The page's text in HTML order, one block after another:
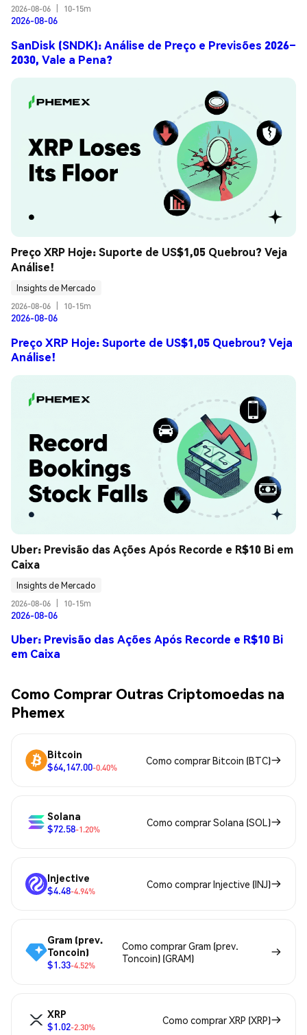
2026-08-06
10-15m
2026-08-06
SanDisk (SNDK): Análise de Preço e Previsões 2026–
2030, Vale a Pena?
Preço XRP Hoje: Suporte de US$1,05 Quebrou? Veja
Análise!
Insights de Mercado
2026-08-06
10-15m
2026-08-06
Preço XRP Hoje: Suporte de US$1,05 Quebrou? Veja
Análise!
Uber: Previsão das Ações Após Recorde e R$10 Bi em
Caixa
Insights de Mercado
2026-08-06
10-15m
2026-08-06
Uber: Previsão das Ações Após Recorde e R$10 Bi
em Caixa
Como Comprar Outras Criptomoedas na
Phemex
Bitcoin
$64,147.00-0.40%
Como comprar Bitcoin (BTC)
Solana
$72.58-1.20%
Como comprar Solana (SOL)
Injective
$4.48-4.94%
Como comprar Injective (INJ)
Gram (prev.
Toncoin)
$1.33-4.52%
Como comprar Gram (prev.
Toncoin) (GRAM)
XRP
$1.02-2.30%
Como comprar XRP (XRP)